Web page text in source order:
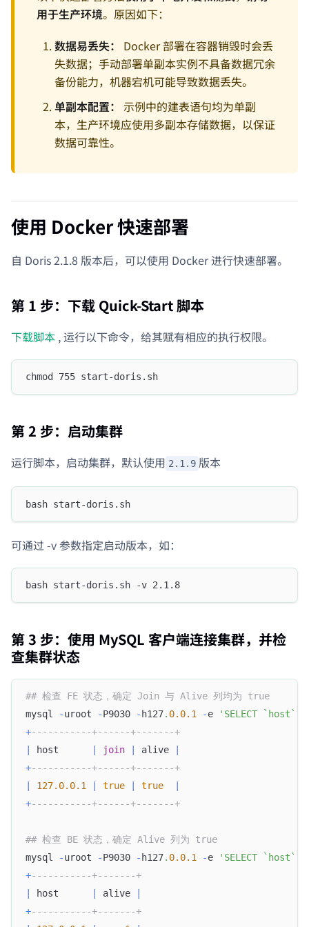
用于生产环境。原因如下：
数据易丢失：
Docker 部署在容器销毁时会丢
失数据；手动部署单副本实例不具备数据冗余
备份能力，机器宕机可能导致数据丢失。
单副本配置：
示例中的建表语句均为单副
本，生产环境应使用多副本存储数据，以保证
数据可靠性。
使用 Docker 快速部署
自 Doris 2.1.8 版本后，可以使用 Docker 进行快速部署。
第 1 步：下载 Quick-Start 脚本
下载脚本 , 运行以下命令，给其赋有相应的执行权限。
chmod 755 start-doris.sh
第 2 步：启动集群
运行脚本，启动集群，默认使用 2.1.9 版本
bash start-doris.sh
可通过 -v 参数指定启动版本，如：
bash start-doris.sh -v 2.1.8
第 3 步：使用 MySQL 客户端连接集群，并检
查集群状态
## 检查 FE 状态，确定 Join 与 Alive 列均为 true
mysql
-uroot -P9030 - h127. 0.0.1 -e
'SELECT
+-----------+------+-------+
host join alive
+-----------+------+-------+
127.0.0.1 true true
+-----------+------+-------+
## 检查 BE 状态，确定 Alive 列为 true
mysql
-uroot -P9030 - h127. 0.0.1 -e
'SELECT `host`,
+-----------+-------+
host alive
+-----------+-------+